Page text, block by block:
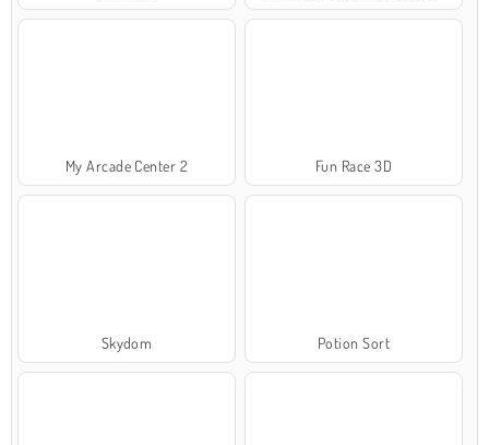
My Arcade Center 2 Fun Race 3D
Skydom Potion Sort